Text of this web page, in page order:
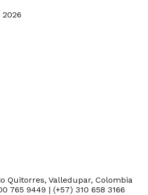
2026
Quitorres, Valledupar, Colombia
765 9449 | (+57) 310 658 3166